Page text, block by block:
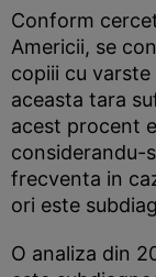
Conform
Americii, se
copiii cu varste
aceasta tara
acest procent
considerandu-
frecventa in
ori este
O analiza din